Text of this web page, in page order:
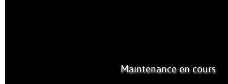
Maintenance en cours